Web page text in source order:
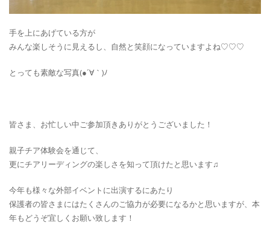
手を上にあげている方が
みんな楽しそうに見えるし、自然と笑顔になっていますよね♡♡♡
とっても素敵な写真(●´∀｀)ﾉ
皆さま、お忙しい中ご参加頂きありがとうございました！
親子チア体験会を通じて、
更にチアリーディングの楽しさを知って頂けたと思います♫
今年も様々な外部イベントに出演するにあたり
保護者の皆さまにはたくさんのご協力が必要になるかと思いますが、本
年もどうぞ宜しくお願い致します！